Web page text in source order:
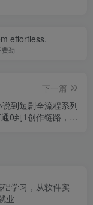
effortless.
劲
下一篇
到短剧全流程系列
0到1创作链路，一
学习，从软件实
业